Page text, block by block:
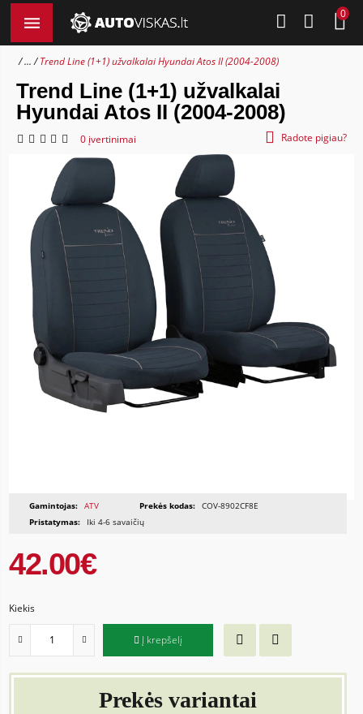
0
... Trend Line (1+1) užvalkalai Hyundai Atos II (2004-2008)
Trend Line (1+1) užvalkalai
Hyundai Atos II (2004-2008)
0 įvertinimai Radote pigiau?
Gamintojas: ATV Prekės kodas: COV-8902CF8E
Pristatymas:
Iki 4-6 savaičių
42.00€
Kiekis
Į krepšelį
Prekės variantai